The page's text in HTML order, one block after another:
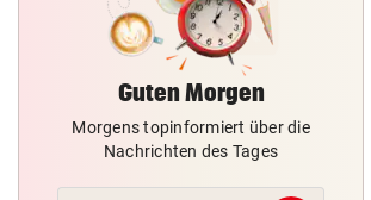
Guten Morgen
Morgens topinformiert über die
Nachrichten des Tages